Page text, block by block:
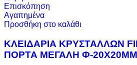
Επισκόπηση
Αγαπημένα
Προσθήκη στο καλάθι
ΚΛΕΙΔΑΡΙΑ ΚΡΥΣΤΑΛΛΩΝ
ΠΟΡΤΑ ΜΕΓΑΛΗ Φ-20Χ20ΜΜ